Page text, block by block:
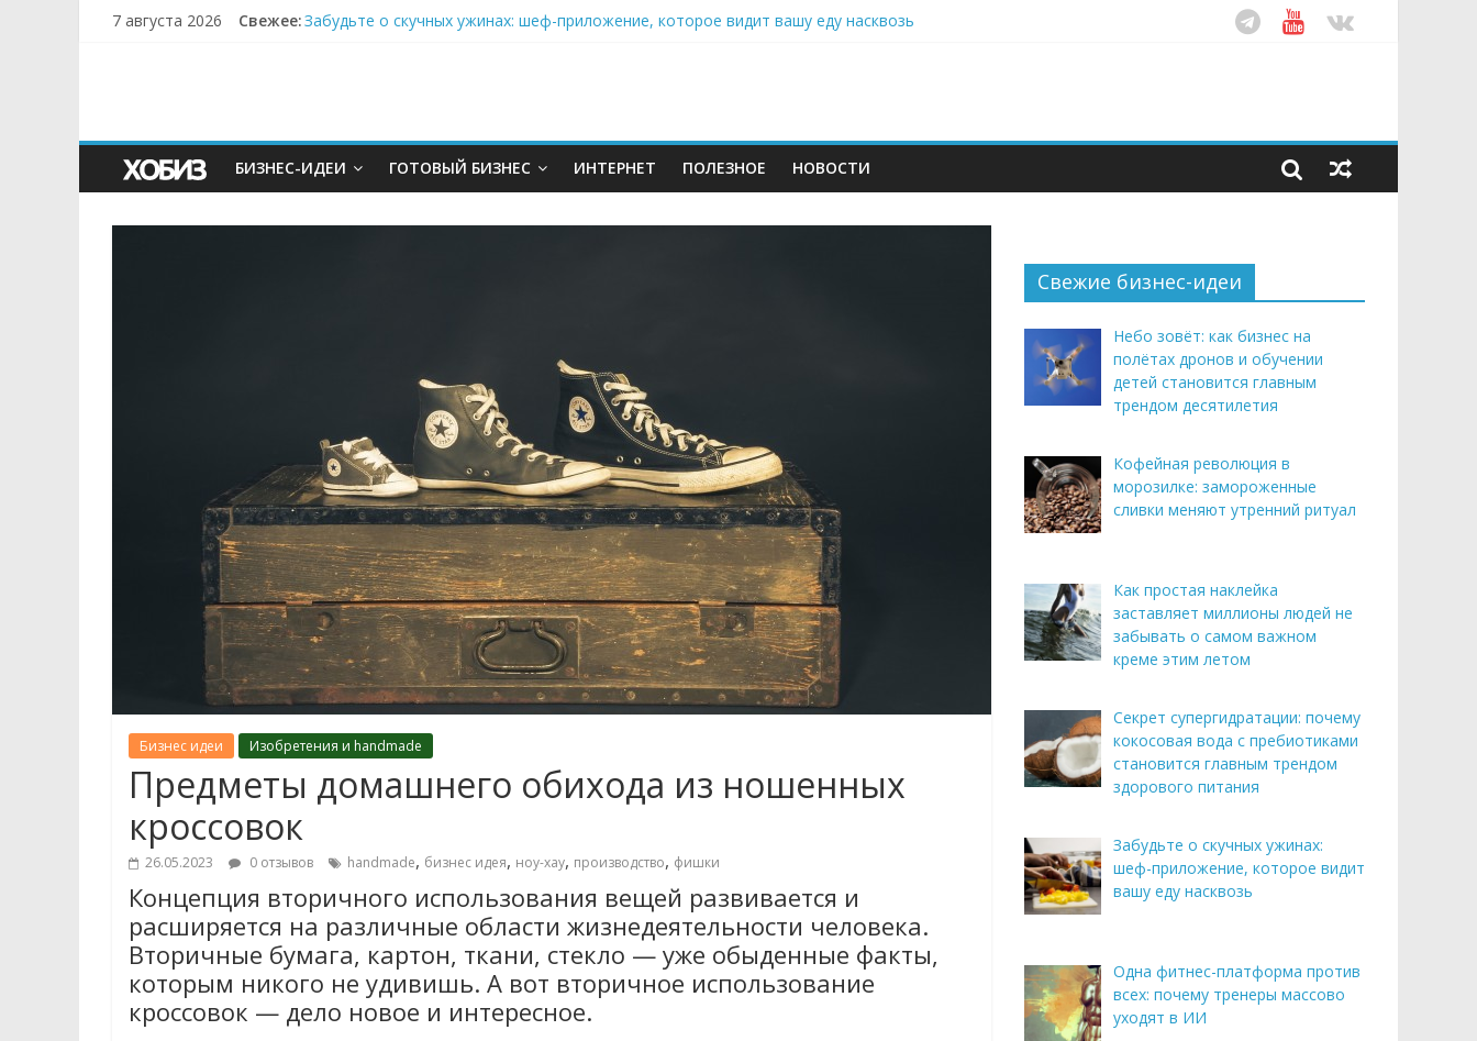
7 августа 2026 Свежее:Забудьте о скучных ужинах: шеф-приложение, которое видит вашу еду насквозь
БИЗНЕС-ИДЕИ ГОТОВЫЙ БИЗНЕС ИНТЕРНЕТ ПОЛЕЗНОЕ НОВОСТИ
Бизнес идеи Изобретения и handmade
Предметы домашнего обихода из ношенных
кроссовок
26.05.2023 0 отзывов handmade, бизнес идея, ноу-хау, производство, фишки
Концепция вторичного использования вещей развивается и
расширяется на различные области жизнедеятельности человека.
Вторичные бумага, картон, ткани, стекло — уже обыденные факты,
которым никого не удивишь. А вот вторичное использование
кроссовок — дело новое и интересное.
Свежие бизнес-идеи
Небо зовёт: как бизнес на
полётах дронов и обучении
детей становится главным
трендом десятилетия
Кофейная революция в
морозилке: замороженные
сливки меняют утренний ритуал
Как простая наклейка
заставляет миллионы людей не
забывать о самом важном
креме этим летом
Секрет супергидратации: почему
кокосовая вода с пребиотиками
становится главным трендом
здорового питания
Забудьте о скучных ужинах:
шеф-приложение, которое видит
вашу еду насквозь
Одна фитнес-платформа против
всех: почему тренеры массово
уходят в ИИ